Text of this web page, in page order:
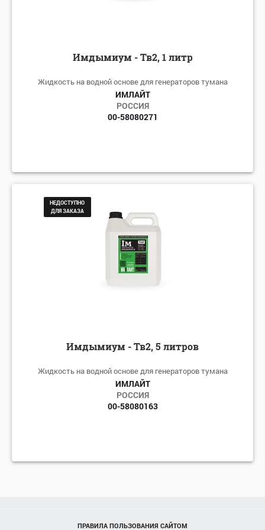
Имдымиум - Тв2, 1 литр
Жидкость на водной основе для генераторов тумана
ИМЛАЙТ
РОССИЯ
00-58080271
НЕДОСТУПНО
ДЛЯ ЗАКАЗА
Имдымиум - Тв2, 5 литров
Жидкость на водной основе для генераторов тумана
ИМЛАЙТ
РОССИЯ
00-58080163
ПРАВИЛА ПОЛЬЗОВАНИЯ САЙТОМ